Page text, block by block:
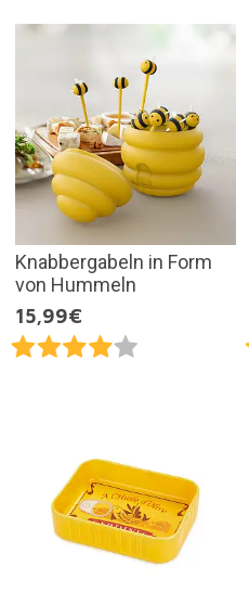
Knabbergabeln in Form
von Hummeln
15,99€